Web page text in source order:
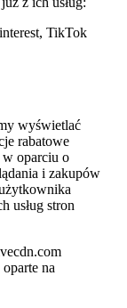
TikTok
wyświetlać
rabatowe
oparciu o
i zakupów
usług stron
na